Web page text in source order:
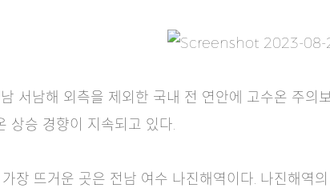
서남해 외측을 제외한 국내 전 연안에 고수온 주의
상승 경향이 지속되고 있다.
장 뜨거운 곳은 전남 여수 나진해역이다. 나진해